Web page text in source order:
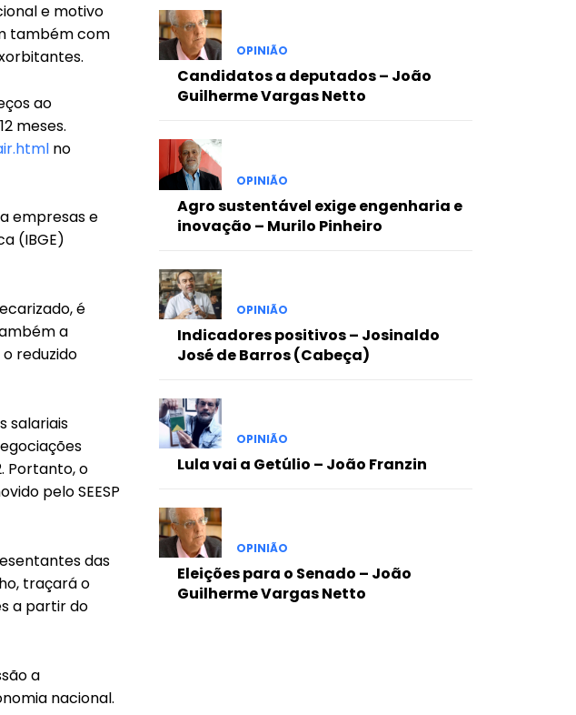
e motivo
também com
ao
meses.
no
empresas e
(IBGE)
é
a
reduzido
salariais
Portanto, o
pelo SEESP
das
traçará o
a partir do
a
nacional.
OPINIÃO
Candidatos a deputados – João
Guilherme Vargas Netto
OPINIÃO
Agro sustentável exige engenharia e
inovação – Murilo Pinheiro
OPINIÃO
Indicadores positivos – Josinaldo
José de Barros (Cabeça)
OPINIÃO
Lula vai a Getúlio – João Franzin
OPINIÃO
Eleições para o Senado – João
Guilherme Vargas Netto